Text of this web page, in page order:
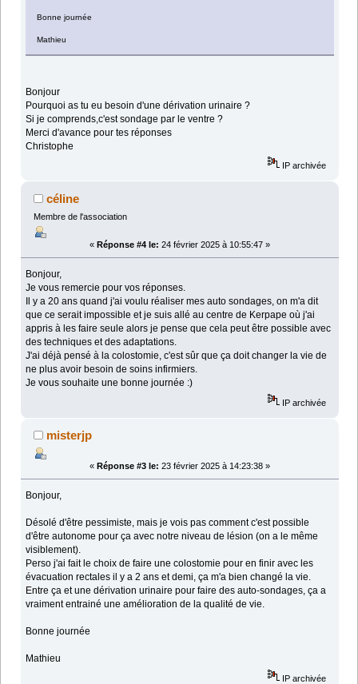
Bonne journée
Mathieu
Bonjour
Pourquoi as tu eu besoin d'une dérivation urinaire ?
Si je comprends,c'est sondage par le ventre ?
Merci d'avance pour tes réponses
Christophe
IP archivée
céline
Membre de l'association
« Réponse #4 le: 24 février 2025 à 10:55:47 »
Bonjour,
Je vous remercie pour vos réponses.
Il y a 20 ans quand j'ai voulu réaliser mes auto sondages, on m'a dit
que ce serait impossible et je suis allé au centre de Kerpape où j'ai
appris à les faire seule alors je pense que cela peut être possible avec
des techniques et des adaptations.
J'ai déjà pensé à la colostomie, c'est sûr que ça doit changer la vie de
ne plus avoir besoin de soins infirmiers.
Je vous souhaite une bonne journée :)
IP archivée
misterjp
« Réponse #3 le: 23 février 2025 à 14:23:38 »
Bonjour,
Désolé d'être pessimiste, mais je vois pas comment c'est possible
d'être autonome pour ça avec notre niveau de lésion (on a le même
visiblement).
Perso j'ai fait le choix de faire une colostomie pour en finir avec les
évacuation rectales il y a 2 ans et demi, ça m'a bien changé la vie.
Entre ça et une dérivation urinaire pour faire des auto-sondages, ça a
vraiment entrainé une amélioration de la qualité de vie.
Bonne journée
Mathieu
IP archivée